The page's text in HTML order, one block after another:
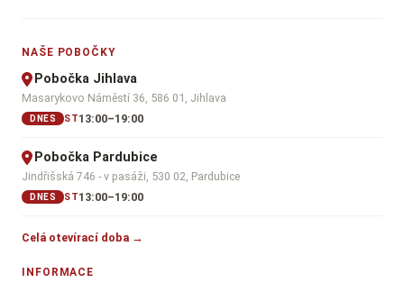
NAŠE POBOČKY
Pobočka Jihlava
Masarykovo Náměstí 36, 586 01, Jihlava
DNES ST13:00–19:00
Pobočka Pardubice
Jindřišská 746 - v pasáži, 530 02, Pardubice
DNES ST13:00–19:00
Celá otevírací doba →
INFORMACE